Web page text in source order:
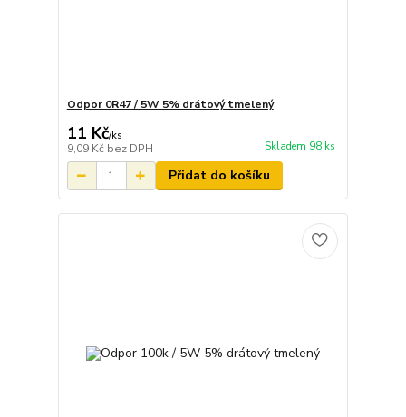
Odpor 0R47 / 5W 5% drátový tmelený
11 Kč/ks
9,09 Kč bez DPH Skladem 98 ks
Přidat do košíku